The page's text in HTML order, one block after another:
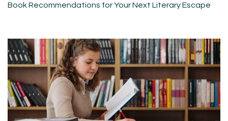
Book Recommendations for Your Next Literary Escape